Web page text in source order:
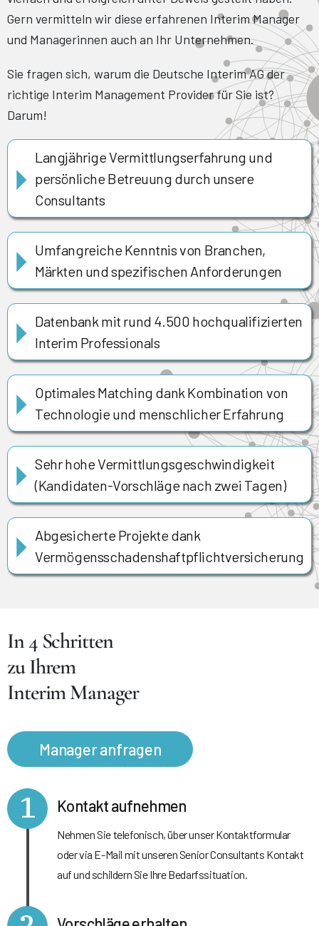
Gern vermitteln wir diese erfahrenen Interim Manager
und Managerinnen auch an Ihr Unternehmen.
Sie fragen sich, warum die Deutsche Interim AG der
richtige Interim Management Provider für Sie ist?
Darum!
Langjährige Vermittlungserfahrung und
persönliche Betreuung durch unsere
Consultants
Umfangreiche Kenntnis von Branchen,
Märkten und spezifischen Anforderungen
Datenbank mit rund 4.500 hochqualifizierten
Interim Professionals
Optimales Matching dank Kombination von
Technologie und menschlicher Erfahrung
Sehr hohe Vermittlungsgeschwindigkeit
(Kandidaten-Vorschläge nach zwei Tagen)
Abgesicherte Projekte dank
Vermögensschadenshaftpflichtversicherung
In 4 Schritten
zu Ihrem
Interim Manager
Manager anfragen
1 Kontakt aufnehmen
Nehmen Sie telefonisch, über unser Kontaktformular
oder via E-Mail mit unseren Senior Consultants Kontakt
auf und schildern Sie Ihre Bedarfssituation.